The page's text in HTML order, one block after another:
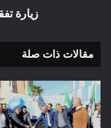
زيارة
مقالات ذات صلة